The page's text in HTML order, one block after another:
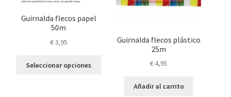
Guirnalda flecos papel
50m
€3,95
Seleccionar opciones
Guirnalda flecos plástico
25m
€4,95
Añadir al carrito